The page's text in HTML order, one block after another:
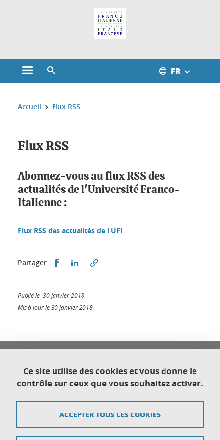
Ouvrir le menu principal FR
Vous êtes ici :
Accueil Flux RSS
Flux RSS
Abonnez-vous au flux RSS des
actualités de l'Université Franco-
Italienne :
Flux RSS des actualités de l'UFI
Partager Partager sur Facebook
Partager sur LinkedIn
Publié le 30 janvier 2018
Mis à jour le 30 janvier 2018
Université Grenoble Alpes
Direction générale déléguée au Développement
international et territorial
38058 Grenoble cedex 9
Ce site utilise des cookies et vous donne le
contrôle sur ceux que vous souhaitez activer.
ACCEPTER TOUS LES COOKIES